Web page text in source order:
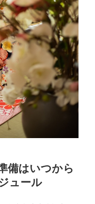
備はいつから
ュール